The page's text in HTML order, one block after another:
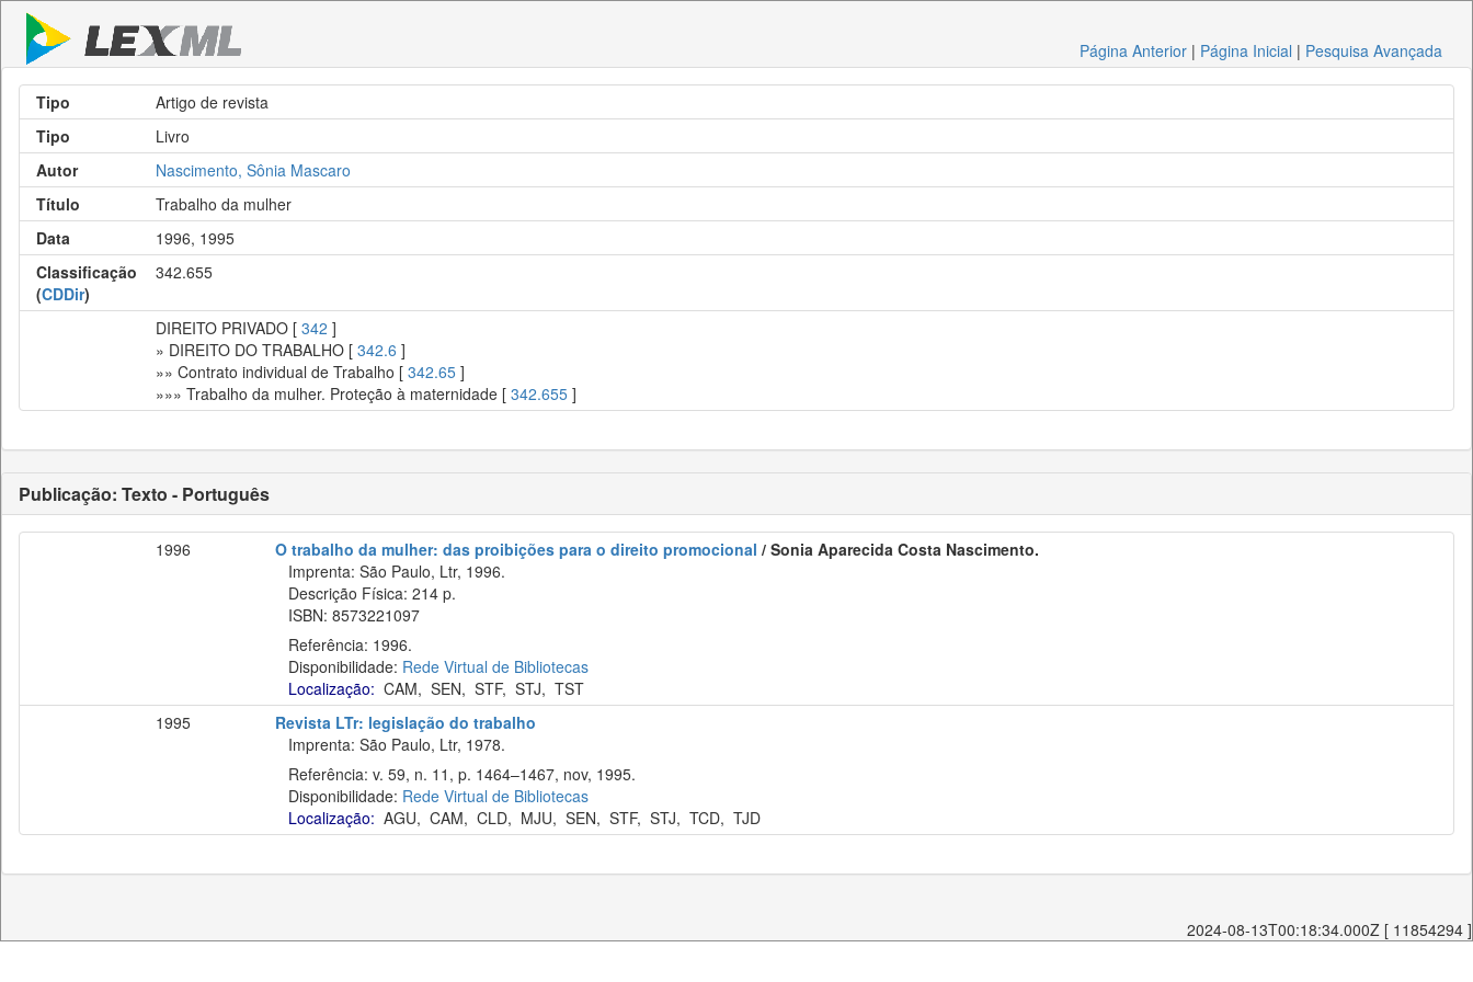
Página Anterior | Página Inicial | Pesquisa Avançada
Tipo
Artigo de revista
Tipo
Livro
Autor
Nascimento, Sônia Mascaro
Título
Trabalho da mulher
Data
1996, 1995
Classificação
(CDDir)
342.655
DIREITO PRIVADO [ 342 ]
» DIREITO DO TRABALHO [ 342.6 ]
»» Contrato individual de Trabalho [ 342.65 ]
»»» Trabalho da mulher. Proteção à maternidade [ 342.655 ]
Publicação: Texto - Português
1996 O trabalho da mulher: das proibições para o direito promocional / Sonia Aparecida Costa Nascimento.
Imprenta: São Paulo, Ltr, 1996.
Descrição Física: 214 p.
ISBN: 8573221097
Referência: 1996.
Disponibilidade: Rede Virtual de Bibliotecas
Localização: CAM, SEN, STF, STJ, TST
1995
Revista LTr: legislação do trabalho
Imprenta: São Paulo, Ltr, 1978.
Referência: v. 59, n. 11, p. 1464–1467, nov, 1995.
Disponibilidade: Rede Virtual de Bibliotecas
Localização: AGU, CAM, CLD, MJU, SEN, STF, STJ, TCD, TJD
2024-08-13T00:18:34.000Z [ 11854294 ]